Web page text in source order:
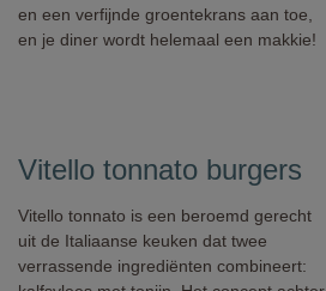
en een verfijnde groentekrans aan toe,
en je diner wordt helemaal een makkie!
Vitello tonnato burgers
Vitello tonnato is een beroemd gerecht
uit de Italiaanse keuken dat twee
verrassende ingrediënten combineert: